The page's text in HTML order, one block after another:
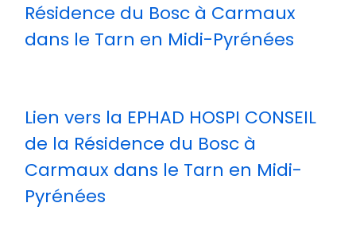
Résidence du Bosc à Carmaux
dans le Tarn en Midi-Pyrénées
Lien vers la EPHAD HOSPI CONSEIL
de la Résidence du Bosc à
Carmaux dans le Tarn en Midi-
Pyrénées